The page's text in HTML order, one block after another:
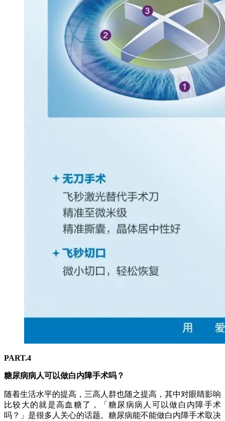
PART.4
糖尿病病人可以做白内障手术吗？
随着生活水平的提高，三高人群也随之提高，其中对眼睛影响
比较大的就是高血糖了，「糖尿病病人可以做白内障手术
吗？」是很多人关心的话题。糖尿病能不能做白内障手术取决